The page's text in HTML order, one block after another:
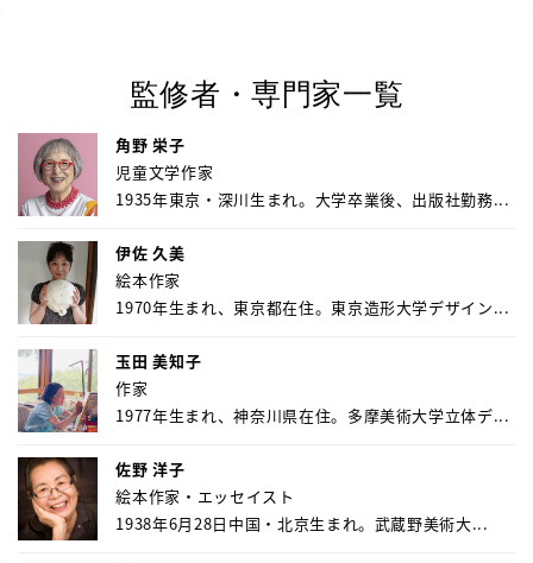
監修者・専門家一覧
角野 栄子
児童文学作家
1935年東京・深川生まれ。大学卒業後、出版社勤務...
伊佐 久美
絵本作家
1970年生まれ、東京都在住。東京造形大学デザイン...
玉田 美知子
作家
1977年生まれ、神奈川県在住。多摩美術大学立体デ...
佐野 洋子
絵本作家・エッセイスト
1938年6月28日中国・北京生まれ。武蔵野美術大...